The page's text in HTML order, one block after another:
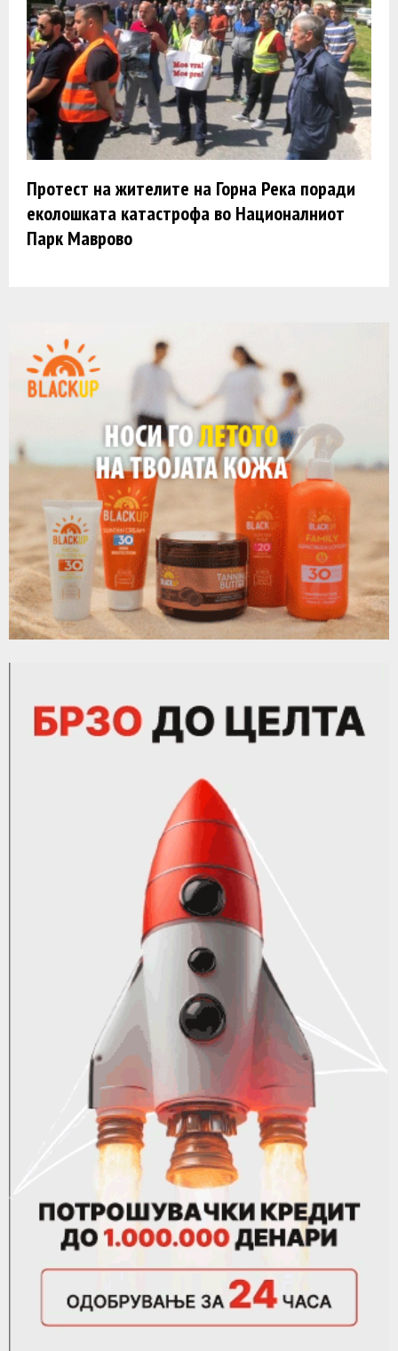
Протест на жителите на Горна Река поради
еколошката катастрофа во Националниот
Парк Маврово